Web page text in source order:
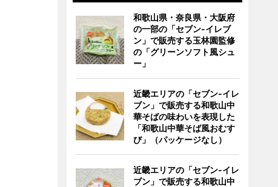
和歌山県・奈良県・大阪府
の一部の「セブン-イレブ
ン」で販売する玉林園監修
の「グリーンソフト風シュ
ー」
近畿エリアの「セブン-イレ
ブン」で販売する和歌山中
華そばの味わいを表現した
「和歌山中華そば風おむす
び」（パッケージなし）
近畿エリアの「セブン-イレ
ブン」で販売する和歌山中